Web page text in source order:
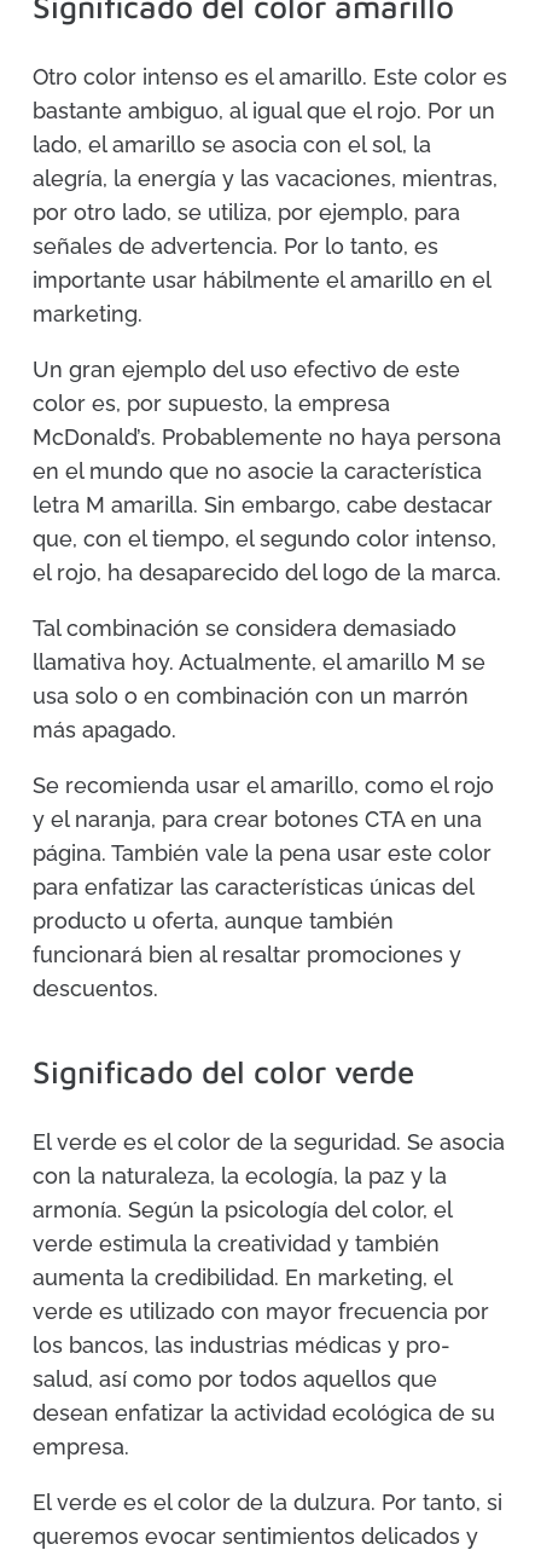
Otro color intenso es el amarillo. Este color es
bastante ambiguo, al igual que el rojo. Por un
lado, el amarillo se asocia con el sol, la
alegría, la energía y las vacaciones, mientras,
por otro lado, se utiliza, por ejemplo, para
señales de advertencia. Por lo tanto, es
importante usar hábilmente el amarillo en el
marketing.
Un gran ejemplo del uso efectivo de este
color es, por supuesto, la empresa
McDonald’s. Probablemente no haya persona
en el mundo que no asocie la característica
letra M amarilla. Sin embargo, cabe destacar
que, con el tiempo, el segundo color intenso,
el rojo, ha desaparecido del logo de la marca.
Tal combinación se considera demasiado
llamativa hoy. Actualmente, el amarillo M se
usa solo o en combinación con un marrón
más apagado.
Se recomienda usar el amarillo, como el rojo
y el naranja, para crear botones CTA en una
página. También vale la pena usar este color
para enfatizar las características únicas del
producto u oferta, aunque también
funcionará bien al resaltar promociones y
descuentos.
Significado del color verde
El verde es el color de la seguridad. Se asocia
con la naturaleza, la ecología, la paz y la
armonía. Según la psicología del color, el
verde estimula la creatividad y también
aumenta la credibilidad. En marketing, el
verde es utilizado con mayor frecuencia por
los bancos, las industrias médicas y pro-
salud, así como por todos aquellos que
desean enfatizar la actividad ecológica de su
empresa.
El verde es el color de la dulzura. Por tanto, si
queremos evocar sentimientos delicados y